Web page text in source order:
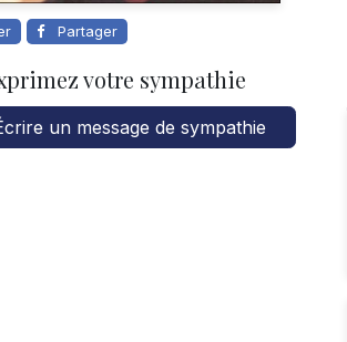
Partager
votre sympathie
un message de sympathie